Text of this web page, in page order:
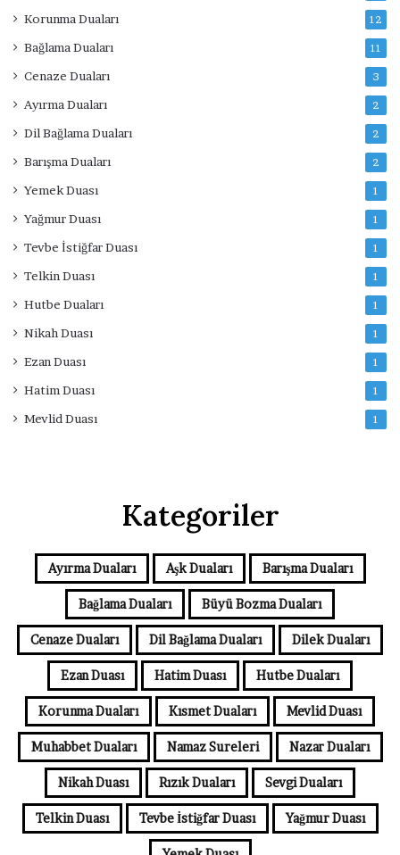
Korunma Duaları 12
Bağlama Duaları 11
Cenaze Duaları 3
Ayırma Duaları 2
Dil Bağlama Duaları 2
Barışma Duaları 2
Yemek Duası 1
Yağmur Duası 1
Tevbe İstiğfar Duası 1
Telkin Duası 1
Hutbe Duaları 1
Nikah Duası 1
Ezan Duası 1
Hatim Duası 1
Mevlid Duası 1
Kategoriler
Ayırma Duaları Aşk Duaları Barışma Duaları
Bağlama Duaları Büyü Bozma Duaları
Cenaze Duaları Dil Bağlama Duaları Dilek Duaları
Ezan Duası Hatim Duası Hutbe Duaları
Korunma Duaları Kısmet Duaları Mevlid Duası
Muhabbet Duaları Namaz Sureleri Nazar Duaları
Nikah Duası Rızık Duaları Sevgi Duaları
Telkin Duası Tevbe İstiğfar Duası Yağmur Duası